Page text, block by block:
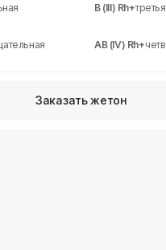
B (III) Rh+
AB (IV) Rh+
Заказать жетон